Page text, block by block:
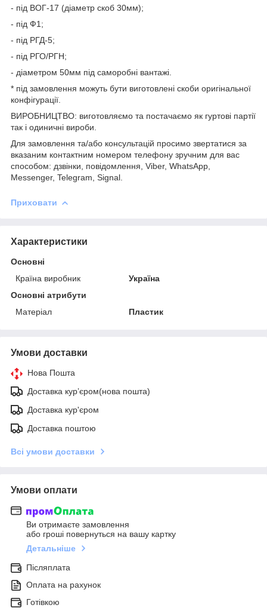
- під ВОГ-17 (діаметр скоб 30мм);
- під Ф1;
- під РГД-5;
- під РГО/РГН;
- діаметром 50мм під саморобні вантажі.
* під замовлення можуть бути виготовлені скоби оригінальної
конфігурації.
ВИРОБНИЦТВО: виготовляємо та постачаємо як гуртові партії
так і одиничні вироби.
Для замовлення та/або консультацій просимо звертатися за
вказаним контактним номером телефону зручним для вас
способом: дзвінки, повідомлення, Viber, WhatsApp,
Messenger, Telegram, Signal.
Приховати
Характеристики
Основні
Країна виробник
Україна
Основні атрибути
Матеріал
Пластик
Умови доставки
Нова Пошта
Доставка курʼєром(нова пошта)
Доставка кур'єром
Доставка поштою
Всі умови доставки
Умови оплати
Ви отримаєте замовлення
або гроші повернуться на вашу картку
Детальніше
Післяплата
Оплата на рахунок
Готівкою